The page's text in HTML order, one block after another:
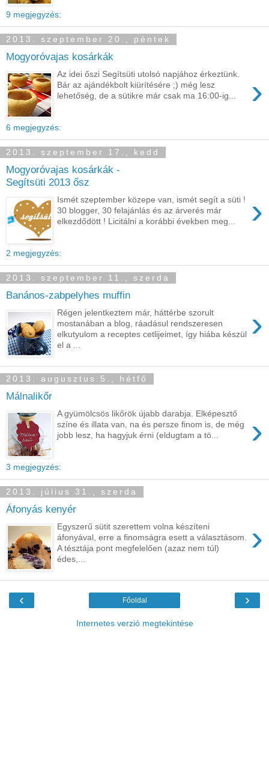
9 megjegyzés:
2013. szeptember 20., péntek
Mogyoróvajas kosárkák
›
Az idei őszi Segítsüti utolsó napjához érkeztünk.
Bár az ajándékbolt kiürítésére ;) még lesz
lehetőség, de a sütikre már csak ma 16:00-ig...
6 megjegyzés:
2013. szeptember 17., kedd
Mogyoróvajas kosárkák -
Segítsüti 2013 ősz
›
Ismét szeptember közepe van, ismét segít a süti !
30 blogger, 30 felajánlás és az árverés már
elkezdődött ! Licitálni a korábbi években meg...
2 megjegyzés:
2013. szeptember 11., szerda
Banános-zabpelyhes muffin
›
Régen jelentkeztem már, háttérbe szorult
mostanában a blog, ráadásul rendszeresen
elkutyulom a receptes cetlijeimet, így hiába készül
el a ...
2013. augusztus 5., hétfő
Málnalikőr
›
A gyümölcsös likőrök újabb darabja. Elképesztő
színe és illata van, na és persze finom is, de még
jobb lesz, ha hagyjuk érni (eldugtam a tö...
3 megjegyzés:
2013. július 31., szerda
Áfonyás kenyér
›
Egyszerű sütit szerettem volna készíteni
áfonyával, erre a finomságra esett a választásom.
A tésztája pont megfelelően (azaz nem túl)
édes,...
‹ ›
Főoldal
Internetes verzió megtekintése